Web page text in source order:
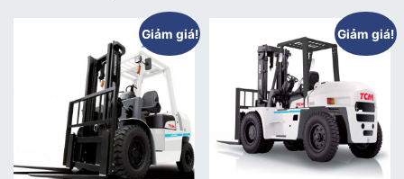
Giảm giá! Giảm giá!